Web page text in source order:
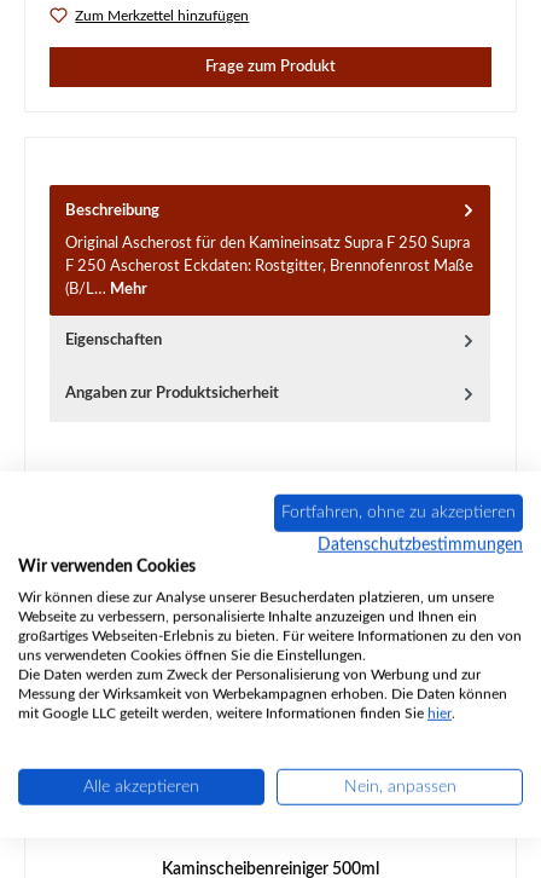
Zum Merkzettel hinzufügen
Frage zum Produkt
Beschreibung
Original Ascherost für den Kamineinsatz Supra F 250 Supra
F 250 Ascherost Eckdaten: Rostgitter, Brennofenrost Maße
(B/L… Mehr
Eigenschaften
Angaben zur Produktsicherheit
Produktgalerie überspringen
Ähnliche Artikel
Kaminscheibenreiniger 500ml
Fortfahren, ohne zu akzeptieren
Datenschutzbestimmungen
Wir verwenden Cookies
Wir können diese zur Analyse unserer Besucherdaten platzieren, um unsere
Webseite zu verbessern, personalisierte Inhalte anzuzeigen und Ihnen ein
großartiges Webseiten-Erlebnis zu bieten. Für weitere Informationen zu den von
uns verwendeten Cookies öffnen Sie die Einstellungen.
Die Daten werden zum Zweck der Personalisierung von Werbung und zur
Messung der Wirksamkeit von Werbekampagnen erhoben. Die Daten können
mit Google LLC geteilt werden, weitere Informationen finden Sie hier.
Alle akzeptieren Nein, anpassen